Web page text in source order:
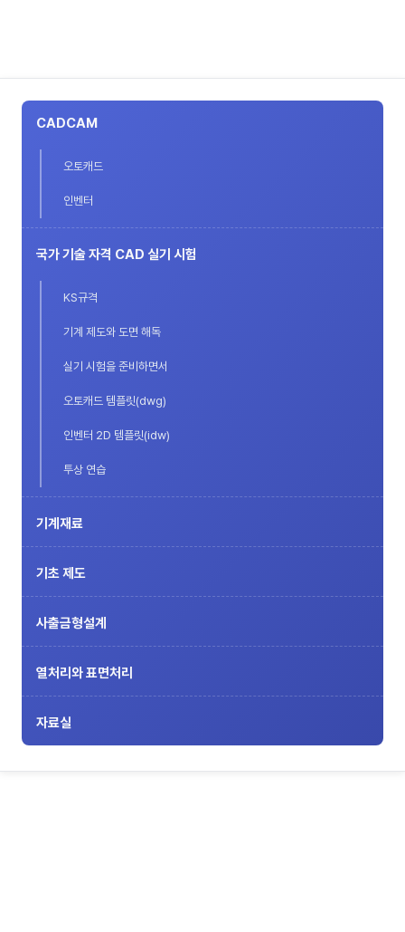
CADCAM
오토캐드
인벤터
국가 기술 자격 CAD 실기 시험
KS규격
기계 제도와 도면 해독
실기 시험을 준비하면서
오토캐드 템플릿(dwg)
인벤터 2D 템플릿(idw)
투상 연습
기계재료
기초 제도
사출금형설계
열처리와 표면처리
자료실